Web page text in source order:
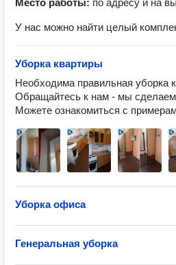
Место работы: по адресу и на
У нас можно найти целый
Уборка квартиры
Необходима правильная уборка
Обращайтесь к нам - мы
Можете ознакомиться с
Уборка офиса
Генеральная уборка